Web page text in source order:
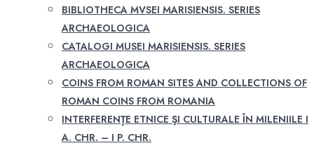
BIBLIOTHECA MVSEI MARISIENSIS. SERIES
ARCHAEOLOGICA
CATALOGI MUSEI MARISIENSIS. SERIES
ARCHAEOLOGICA
COINS FROM ROMAN SITES AND COLLECTIONS OF
ROMAN COINS FROM ROMANIA
INTERFERENŢE ETNICE ŞI CULTURALE ÎN MILENIILE I
A. CHR. – I P. CHR.